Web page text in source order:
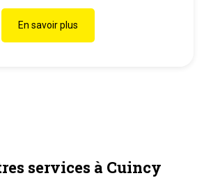
En savoir plus
services à Cuincy